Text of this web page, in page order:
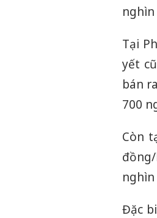
Tại
yết
bán
700
Còn
Đặc